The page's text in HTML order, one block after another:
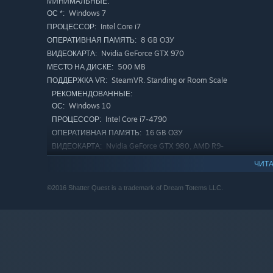
ОС *: Windows 7
ПРОЦЕССОР: Intel Core i7
ОПЕРАТИВНАЯ ПАМЯТЬ: 8 GB ОЗУ
ВИДЕОКАРТА: Nvidia GeForce GTX 970
МЕСТО НА ДИСКЕ: 500 MB
ПОДДЕРЖКА VR: SteamVR. Standing or Room Scale
РЕКОМЕНДОВАННЫЕ:
ОС: Windows 10
ПРОЦЕССОР: Intel Core i7-4790
ОПЕРАТИВНАЯ ПАМЯТЬ: 16 GB ОЗУ
ВИДЕОКАРТА:
Nvidia GeForce GTX 980, AMD R9-
290x or equivalent
* С 1 января 2024 года клиент Steam будет поддерживать
©2016 Shatter Quest is a trademark of Dream Totems LLC.